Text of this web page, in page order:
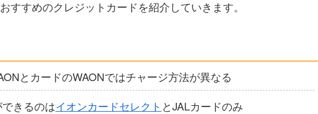
すすめのクレジットカードを紹介していきます。
とカードのWAONではチャージ方法が異なる
きるのはイオンカードセレクト とJALカードのみ